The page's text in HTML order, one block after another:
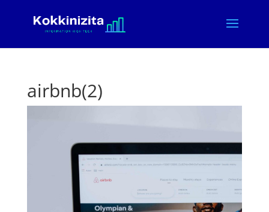
airbnb(2)